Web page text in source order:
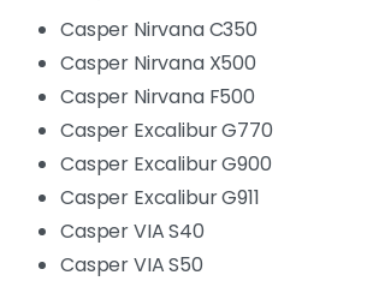
Casper Nirvana C350
Casper Nirvana X500
Casper Nirvana F500
Casper Excalibur G770
Casper Excalibur G900
Casper Excalibur G911
Casper VIA S40
Casper VIA S50